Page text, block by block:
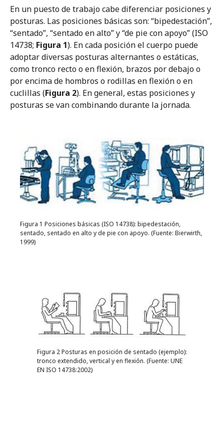
En un puesto de trabajo cabe diferenciar posiciones y
posturas. Las posiciones básicas son: “bipedestación”,
“sentado”, “sentado en alto” y “de pie con apoyo” (ISO
14738; Figura 1). En cada posición el cuerpo puede
adoptar diversas posturas alternantes o estáticas,
como tronco recto o en flexión, brazos por debajo o
por encima de hombros o rodillas en flexión o en
cuclillas (Figura 2). En general, estas posiciones y
posturas se van combinando durante la jornada.
Figura 1 Posiciones básicas (ISO 14738): bipedestación,
sentado, sentado en alto y de pie con apoyo. (Fuente: Bierwirth,
1999)
Figura 2 Posturas en posición de sentado (ejemplo):
tronco extendido, vertical y en flexión. (Fuente: UNE
EN ISO 14738:2002)